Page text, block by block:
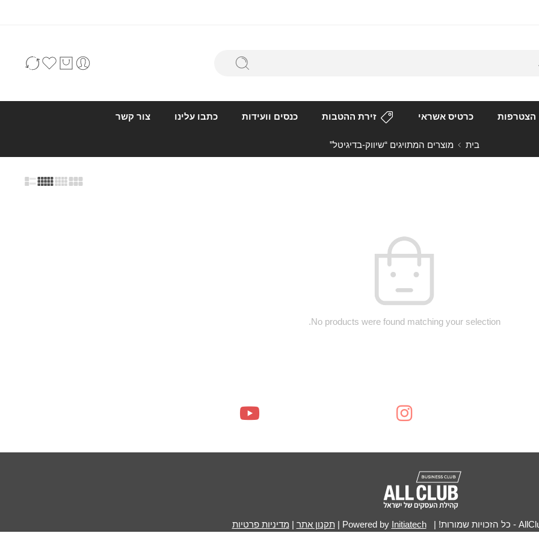
הצטרפות כרטיס אשראי זירת ההטבות כנסים וועידות כתבו עלינו צור קשר
בית מוצרים המתויגים “שיווק-בדיגיטל”
No products were found matching your selection.
Initiatech
|תקנון אתר מדיניות פרטיות